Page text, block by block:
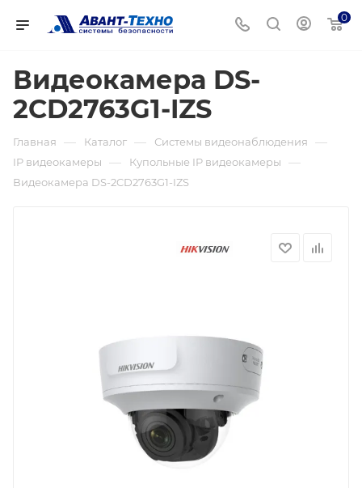
0
Видеокамера DS-
2CD2763G1-IZS
Главная — Каталог — Системы видеонаблюдения —
IP видеокамеры — Купольные IP видеокамеры —
Видеокамера DS-2CD2763G1-IZS